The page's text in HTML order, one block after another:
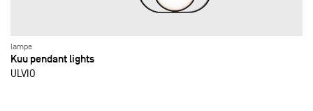
lampe
Kuu pendant lights
ULVIO